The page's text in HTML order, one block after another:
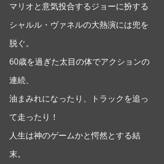
マリオと意気投合するジョーに扮する
シャルル・ヴァネルの大熱演には兜を
脱ぐ。
60歳を過ぎた太目の体でアクションの
連続、
油まみれになったり、トラックを追っ
て走ったり！
人生は神のゲームかと愕然とする結
末。